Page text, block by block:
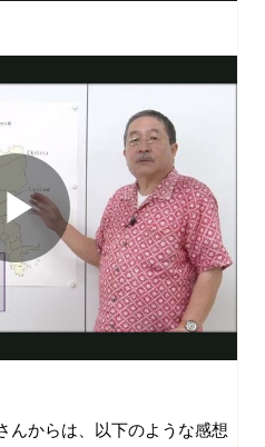
んからは、以下のような感想